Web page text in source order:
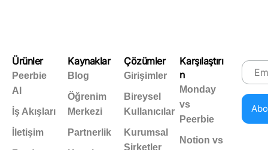
Ürünler
Peerbie
AI
İş Akışları
İletişim
Kaynaklar
Blog
Öğrenim
Merkezi
Partnerlik
Çözümler
Girişimler
Bireysel
Kullanıcılar
Kurumsal
Şirketler
Karşılaştırı
n
Monday
vs
Peerbie
Notion vs